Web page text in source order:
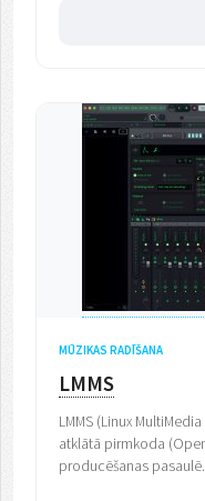
MŪZIKAS RADĪŠANA
LMMS
LMMS (Linux
atklātā pirmkoda
producēšanas